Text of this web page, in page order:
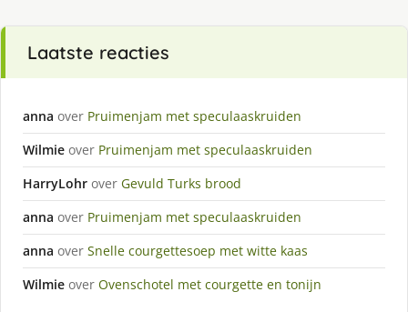
Laatste reacties
anna over Pruimenjam met speculaaskruiden
Wilmie over Pruimenjam met speculaaskruiden
HarryLohr over Gevuld Turks brood
anna over Pruimenjam met speculaaskruiden
anna over Snelle courgettesoep met witte kaas
Wilmie over Ovenschotel met courgette en tonijn